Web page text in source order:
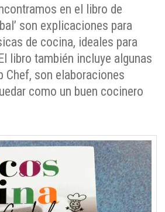
en el libro de
son explicaciones para
de cocina, ideales para
libro también incluye algunas
Chef, son elaboraciones
como un buen cocinero